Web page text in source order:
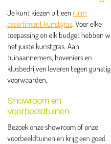
Je kunt kiezen uit een ruim
assortiment kunstgras. Voor elke
toepassing en elk budget hebben
het juiste kunstgras. Aan
tuinaannemers, hoveniers en
klusbedrijven leveren tegen
voorwaarden.
Showroom en
voorbeeldtuinen
Bezoek onze showroom of onze
voorbeeldtuinen en krijg een goed